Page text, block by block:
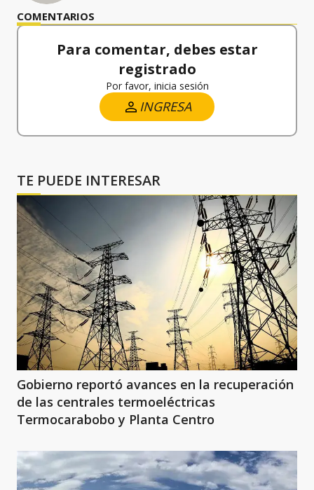
COMENTARIOS
Para comentar, debes estar
registrado
Por favor, inicia sesión
INGRESA
TE PUEDE INTERESAR
Gobierno reportó avances en la recuperación
de las centrales termoeléctricas
Termocarabobo y Planta Centro